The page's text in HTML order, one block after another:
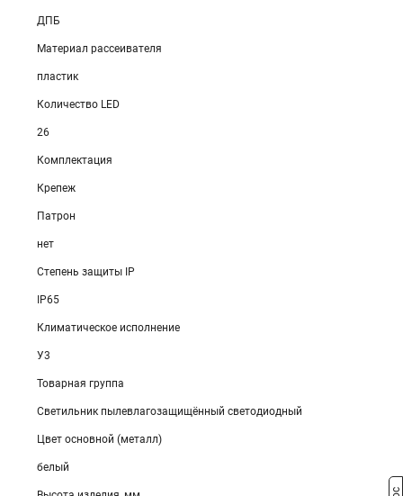
ДПБ
Материал рассеивателя
пластик
Количество LED
26
Комплектация
Крепеж
Патрон
нет
Степень защиты IP
IP65
Климатическое исполнение
У3
Товарная группа
Светильник пылевлагозащищённый светодиодный
Цвет основной (металл)
белый